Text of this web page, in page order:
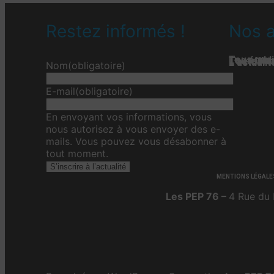
Restez informés !
Nom(obligatoire)
E-mail(obligatoire)
En envoyant vos informations, vous
nous autorisez à vous envoyer des e-
mails. Vous pouvez vous désabonner à
tout moment.
S’inscrire à l’actualité
Nos
Tous
Les
Toute
MENTIONS
Les PEP 76 – 4 Rue du